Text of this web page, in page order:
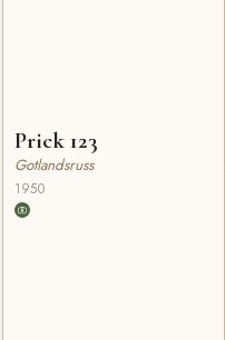
Prick 123
Gotlandsruss
1950